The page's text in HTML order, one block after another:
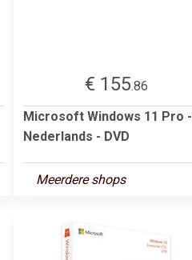
€ 155.86
Microsoft Windows 11 Pro -
Nederlands - DVD
Meerdere shops